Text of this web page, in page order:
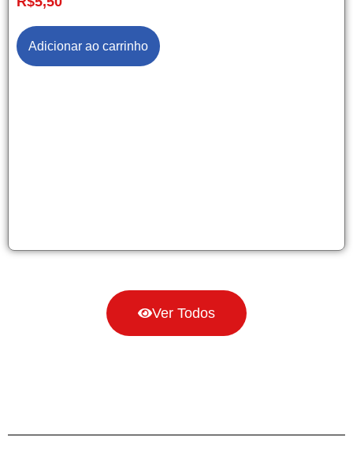
Adicionar ao carrinho
Ver Todos